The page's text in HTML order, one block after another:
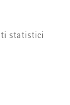
statistici